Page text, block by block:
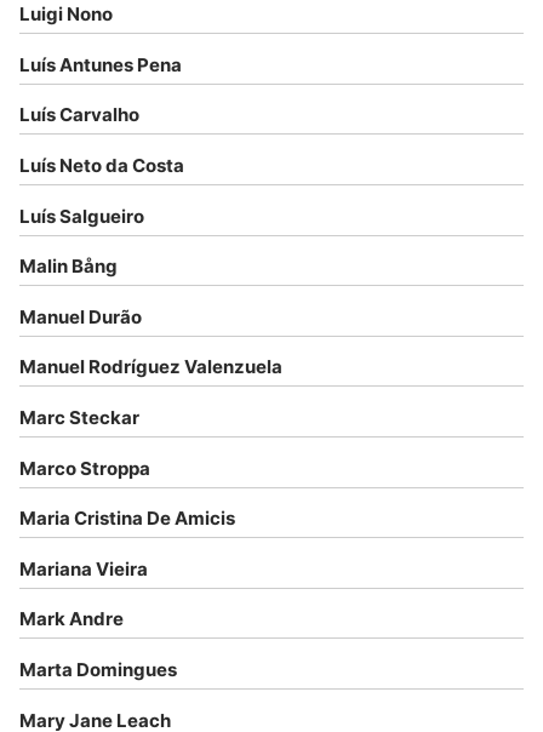
Luigi Nono
Luís Antunes Pena
Luís Carvalho
Luís Neto da Costa
Luís Salgueiro
Malin Bång
Manuel Durão
Manuel Rodríguez Valenzuela
Marc Steckar
Marco Stroppa
Maria Cristina De Amicis
Mariana Vieira
Mark Andre
Marta Domingues
Mary Jane Leach